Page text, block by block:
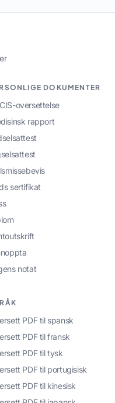
DOKUMENTER
oversettelse
rapport
sertifikat
notat
PDF til spansk
PDF til fransk
PDF til tysk
PDF til portugisisk
PDF til kinesisk